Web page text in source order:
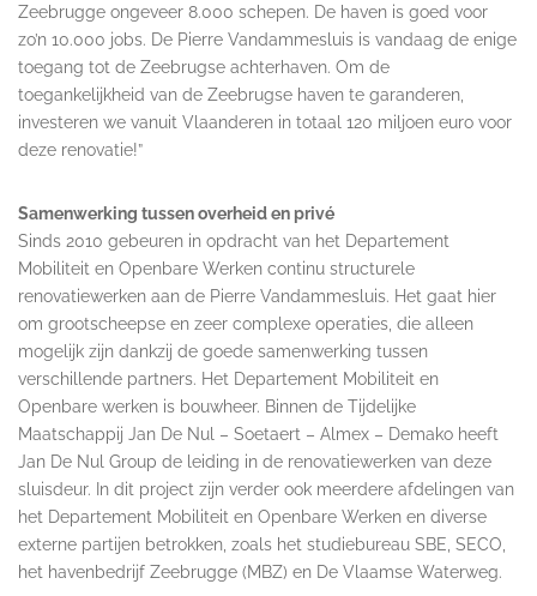
Zeebrugge ongeveer 8.000 schepen. De haven is goed voor
zo’n 10.000 jobs. De Pierre Vandammesluis is vandaag de enige
toegang tot de Zeebrugse achterhaven. Om de
toegankelijkheid van de Zeebrugse haven te garanderen,
investeren we vanuit Vlaanderen in totaal 120 miljoen euro voor
deze renovatie!”
Samenwerking tussen overheid en privé
Sinds 2010 gebeuren in opdracht van het Departement
Mobiliteit en Openbare Werken continu structurele
renovatiewerken aan de Pierre Vandammesluis. Het gaat hier
om grootscheepse en zeer complexe operaties, die alleen
mogelijk zijn dankzij de goede samenwerking tussen
verschillende partners. Het Departement Mobiliteit en
Openbare werken is bouwheer. Binnen de Tijdelijke
Maatschappij Jan De Nul – Soetaert – Almex – Demako heeft
Jan De Nul Group de leiding in de renovatiewerken van deze
sluisdeur. In dit project zijn verder ook meerdere afdelingen van
het Departement Mobiliteit en Openbare Werken en diverse
externe partijen betrokken, zoals het studiebureau SBE, SECO,
het havenbedrijf Zeebrugge (MBZ) en De Vlaamse Waterweg.